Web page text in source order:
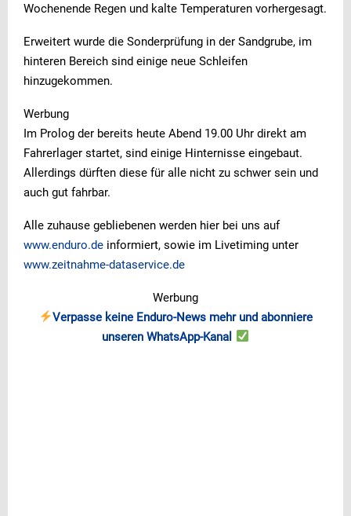
Wochenende Regen und kalte Temperaturen vorhergesagt.
Erweitert wurde die Sonderprüfung in der Sandgrube, im
hinteren Bereich sind einige neue Schleifen
hinzugekommen.
Werbung
Im Prolog der bereits heute Abend 19.00 Uhr direkt am
Fahrerlager startet, sind einige Hinternisse eingebaut.
Allerdings dürften diese für alle nicht zu schwer sein und
auch gut fahrbar.
Alle zuhause gebliebenen werden hier bei uns auf
www.enduro.de informiert, sowie im Livetiming unter
www.zeitnahme-dataservice.de
Werbung
Verpasse keine Enduro-News mehr und abonniere
unseren WhatsApp-Kanal